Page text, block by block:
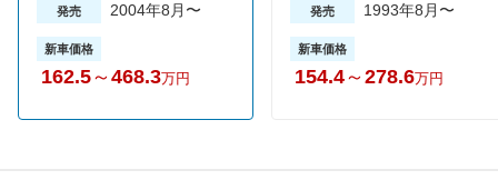
発売 2004年8月〜
新車価格
162.5～ 468.3万円
発売 1993年8月〜
新車価格
154.4～ 278.6万円